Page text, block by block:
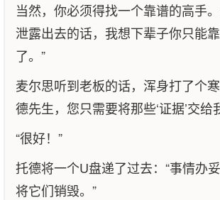
当然，你必须得找一个靠谱的高手
泄露出去的话，我想下辈子你只能
了。”
麦尔思听到老板的话，浑身打了个
德先生，您只需要将那些‘证据’交给
“很好！”
托德将一个U盘递了过去：“事情办
将它们销毁。”